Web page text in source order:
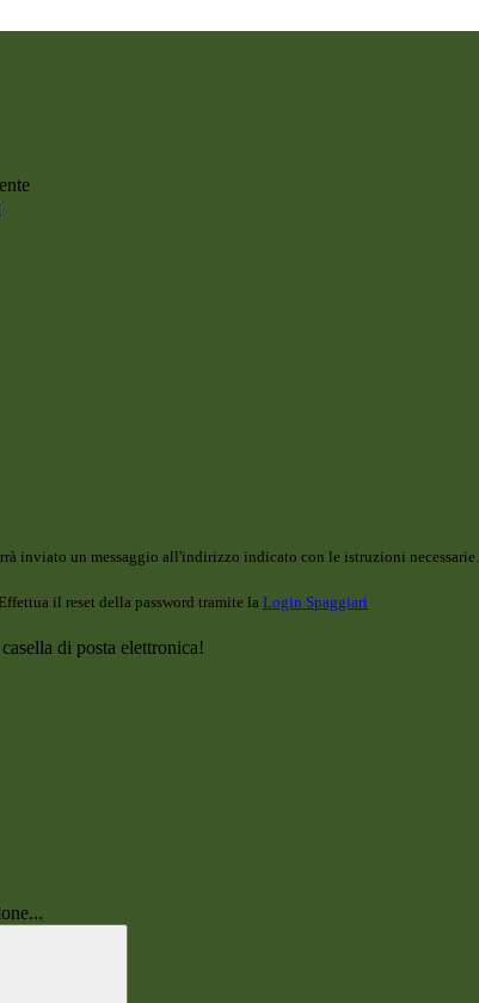
inviato un messaggio all'indirizzo indicato con le istruzioni necessarie.
il reset della password tramite la Login Spaggiari
di posta elettronica!